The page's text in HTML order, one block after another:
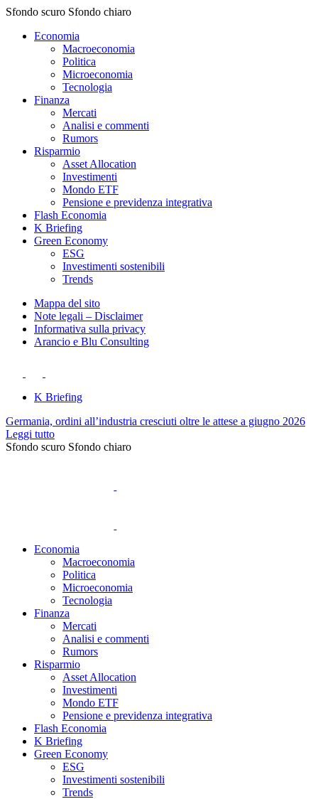
Sfondo scuro Sfondo chiaro
Economia
Macroeconomia
Politica
Microeconomia
Tecnologia
Finanza
Mercati
Analisi e commenti
Rumors
Risparmio
Asset Allocation
Investimenti
Mondo ETF
Pensione e previdenza integrativa
Flash Economia
K Briefing
Green Economy
ESG
Investimenti sostenibili
Trends
Mappa del sito
Note legali – Disclaimer
Informativa sulla privacy
Arancio e Blu Consulting
K Briefing
Germania, ordini all’industria cresciuti oltre le attese a giugno 2026
Leggi tutto
Sfondo scuro Sfondo chiaro
Economia
Macroeconomia
Politica
Microeconomia
Tecnologia
Finanza
Mercati
Analisi e commenti
Rumors
Risparmio
Asset Allocation
Investimenti
Mondo ETF
Pensione e previdenza integrativa
Flash Economia
K Briefing
Green Economy
ESG
Investimenti sostenibili
Trends